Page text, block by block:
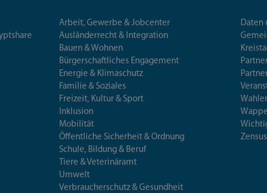
Arbeit, Gewerbe & Jobcenter
Ausländerrecht & Integration
Bauen & Wohnen
Bürgerschaftliches Engagement
Energie & Klimaschutz
Familie & Soziales
Freizeit, Kultur & Sport
Inklusion
Mobilität
Öffentliche Sicherheit & Ordnung
Schule, Bildung & Beruf
Tiere & Veterinäramt
Umwelt
Verbraucherschutz & Gesundheit
Daten